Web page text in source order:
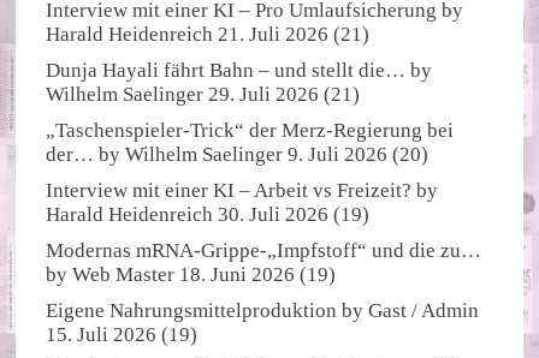
Interview mit einer KI – Pro Umlaufsicherung by
Harald Heidenreich 21. Juli 2026 (21)
Dunja Hayali fährt Bahn – und stellt die… by
Wilhelm Saelinger 29. Juli 2026 (21)
„Taschenspieler-Trick“ der Merz-Regierung bei
der… byWilhelm Saelinger 9. Juli 2026 (20)
Interview mit einer KI – Arbeit vs Freizeit? by
Harald Heidenreich 30. Juli 2026 (19)
Modernas mRNA-Grippe-„Impfstoff“ und die zu…
byWeb Master 18. Juni 2026 (19)
Eigene Nahrungsmittelproduktion byGast / Admin
15. Juli 2026 (19)